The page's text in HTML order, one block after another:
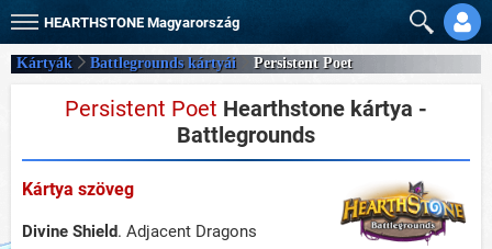
HEARTHSTONE Magyarország
Kártyák Battlegrounds kártyái Persistent Poet
Persistent Poet Hearthstone kártya -
Battlegrounds
Kártya szöveg
Divine Shield. Adjacent Dragons